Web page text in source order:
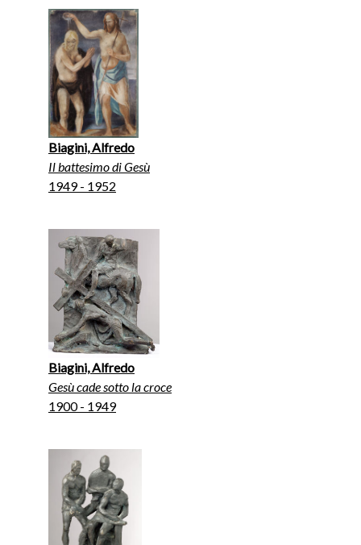
Biagini, Alfredo
Il battesimo di Gesù
1949 - 1952
Biagini, Alfredo
Gesù cade sotto la croce
1900 - 1949